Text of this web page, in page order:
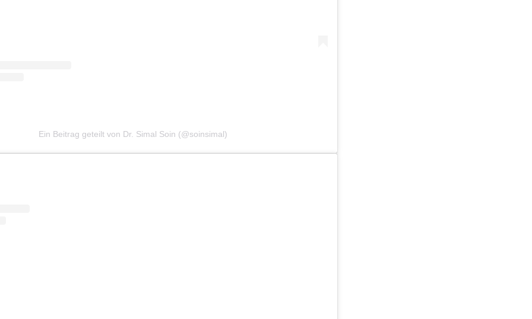
Ein Beitrag geteilt von Dr. Simal Soin (@soinsimal)